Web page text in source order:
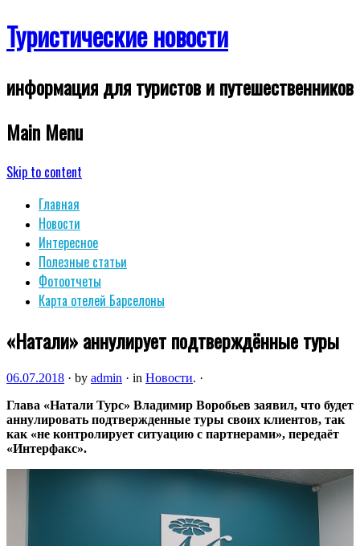
Туристические новости
информация для туристов и путешественников
Main Menu
Skip to content
Главная
Новости
Интересное
Полезные статьи
Фотоотчеты
Карта отелей Барселоны
«Натали» аннулирует подтверждённые туры
06.07.2018 · by admin · in Новости. ·
Глава «Натали Турс» Владимир Воробьев заявил, что будет
аннулировать подтвержденные туры своих клиентов, так
как «не контролирует ситуацию с партнерами», передаёт
«Интерфакс».